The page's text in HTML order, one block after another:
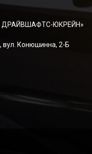
ДРАЙВШАФТC-ЮКРЕЙН»
вул. Конюшинна, 2-Б